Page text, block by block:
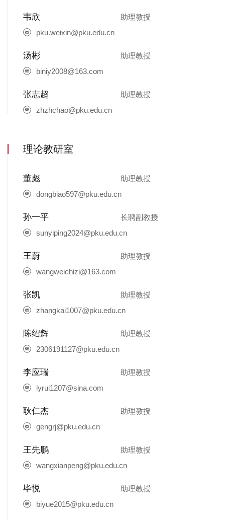
韦欣
助理教授
pku.weixin@pku.edu.cn
汤彬
助理教授
biniy2008@163.com
张志超
助理教授
zhzhchao@pku.edu.cn
理论教研室
董彪
助理教授
dongbiao597@pku.edu.cn
孙一平
长聘副教授
sunyiping2024@pku.edu.cn
王蔚
助理教授
wangweichizi@163.com
张凯
助理教授
zhangkai1007@pku.edu.cn
陈绍辉
助理教授
2306191127@pku.edu.cn
李应瑞
助理教授
lyrui1207@sina.com
耿仁杰
助理教授
gengrj@pku.edu.cn
王先鹏
助理教授
wangxianpeng@pku.edu.cn
毕悦
助理教授
biyue2015@pku.edu.cn